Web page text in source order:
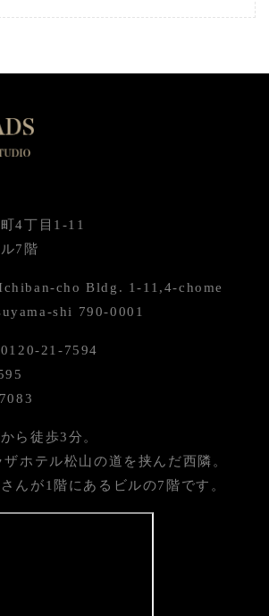
4丁目1-11
7階
cho Bldg. 1-11,4-chome
shi 790-0001
21-7594
ら徒歩3分。
ホテル松山の道を挟んだ西隣。
んが1階にあるビルの7階です。